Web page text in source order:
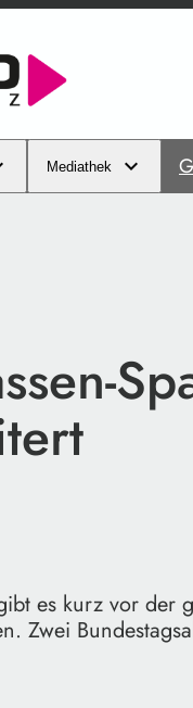
Mediathek
es kurz vor der
Zwei